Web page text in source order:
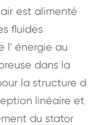
est alimenté
fluides
l' énergie au
dans la
la structure d
linéaire et
du stator